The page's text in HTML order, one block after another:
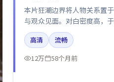
本片狂潮边界将人物关系置
与观众见面。对白密度高，
凯、梁朝伟的台词节奏值得
冷色调摄影。
高清
流畅
12万
58个月前